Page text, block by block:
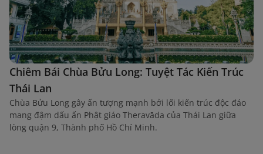
Chiêm Bái Chùa Bửu Long: Tuyệt Tác Kiến Trúc
Thái Lan
Chùa Bửu Long gây ấn tượng mạnh bởi lối kiến trúc độc đáo
mang đậm dấu ấn Phật giáo Theravāda của Thái Lan giữa
lòng quận 9, Thành phố Hồ Chí Minh.